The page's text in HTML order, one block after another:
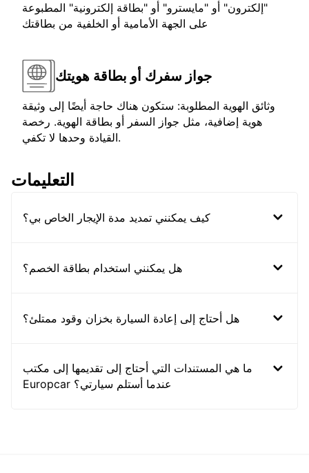
"إلكترون" أو "مايسترو" أو "بطاقة إلكترونية" المطبوعة
على الجهة الأمامية أو الخلفية من بطاقتك
جواز سفرك أو بطاقة هويتك
وثائق الهوية المطلوبة: ستكون هناك حاجة أيضًا إلى وثيقة
هوية إضافية، مثل جواز السفر أو بطاقة الهوية. رخصة
القيادة وحدها لا تكفي.
التعليمات
كيف يمكنني تمديد مدة الإيجار الخاص بي؟
هل يمكنني استخدام بطاقة الخصم؟
هل أحتاج إلى إعادة السيارة بخزان وقود ممتلئ؟
ما هي المستندات التي أحتاج إلى تقديمها إلى مكتب
Europcar عندما أستلم سيارتي؟